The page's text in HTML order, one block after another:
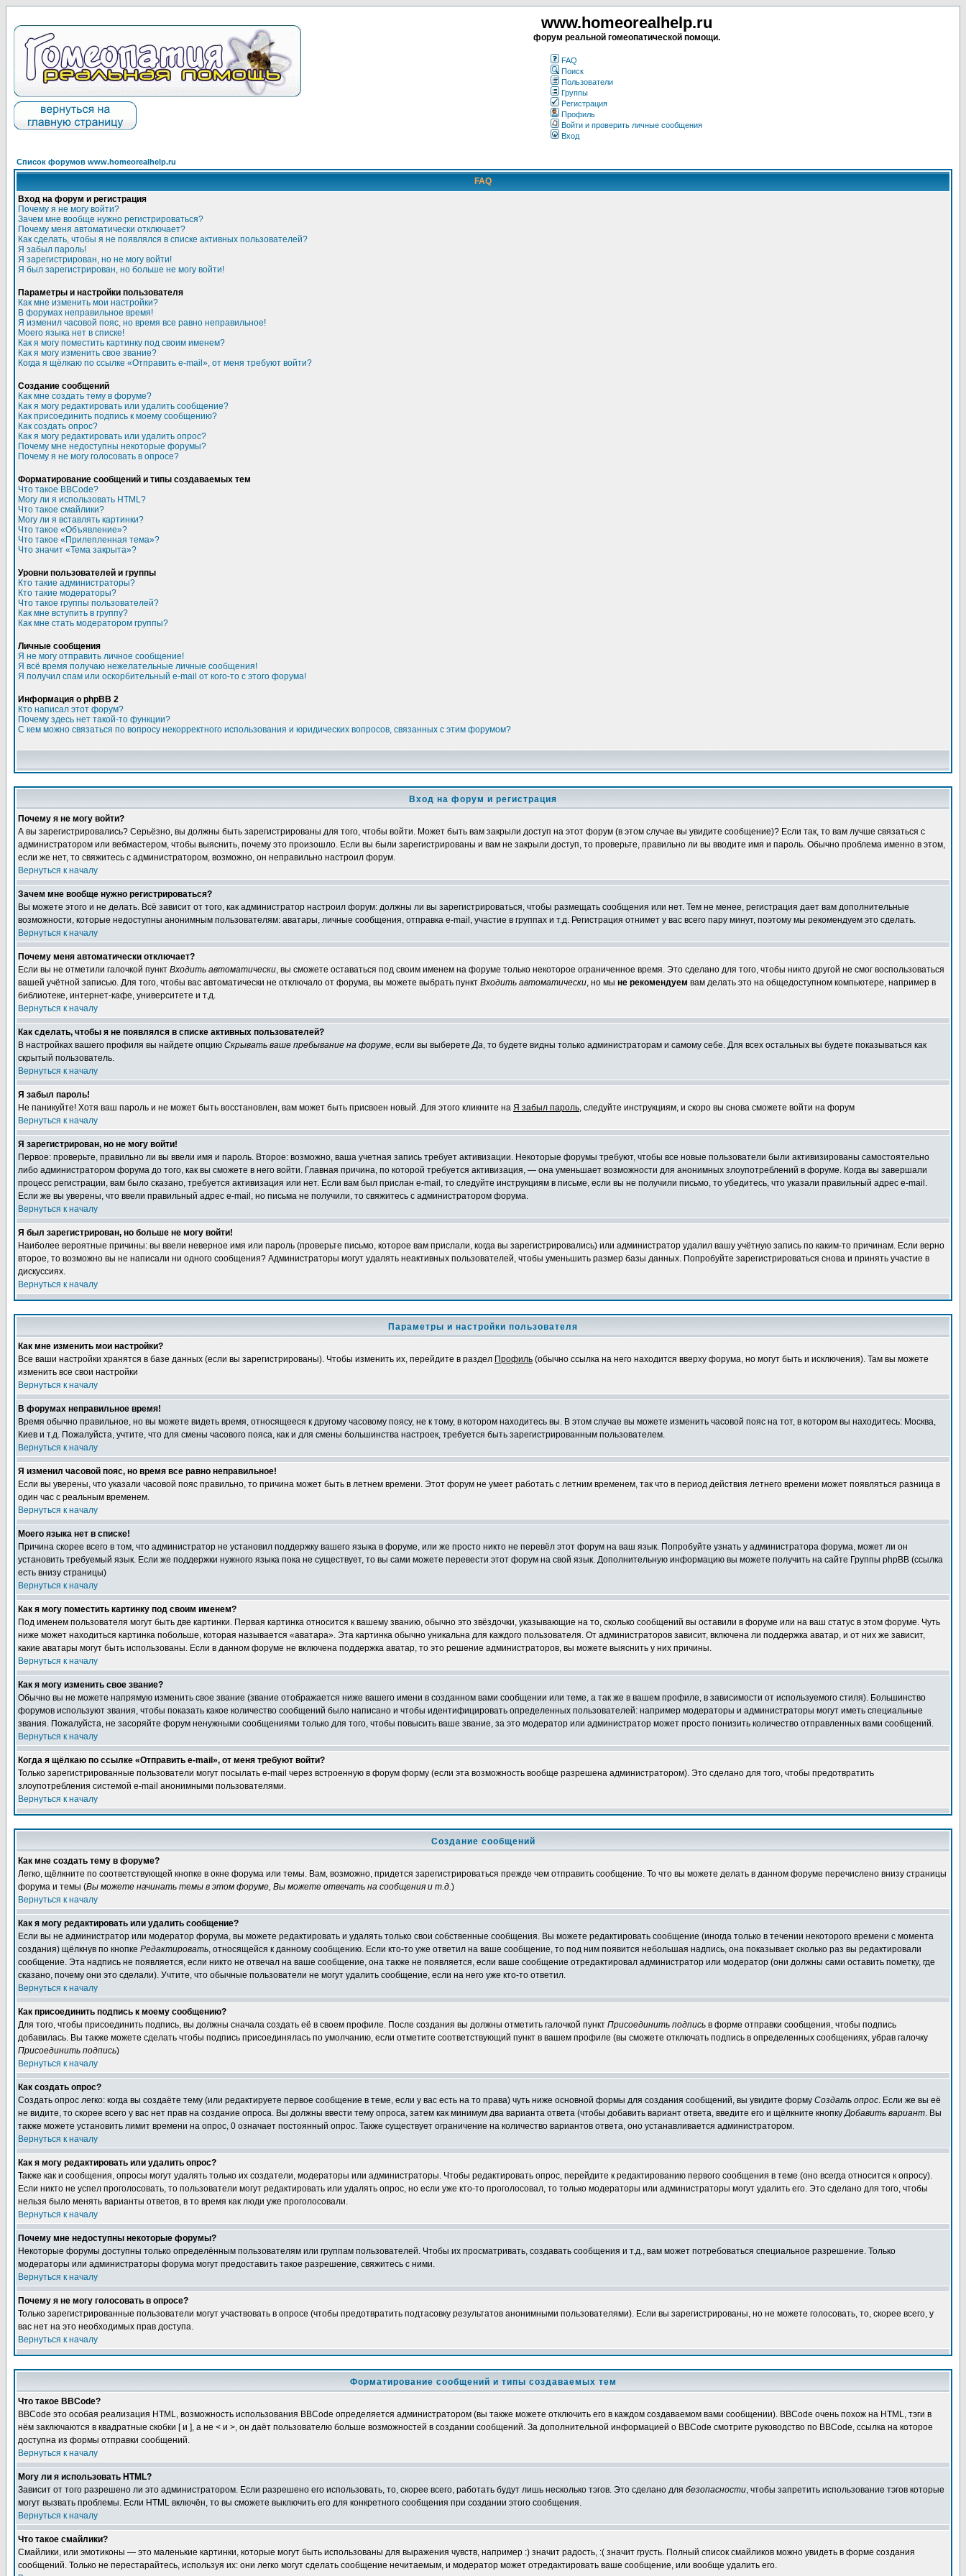
www.homeorealhelp.ru
форум реальной гомеопатической помощи.
FAQ
Поиск
Пользователи
Группы
Регистрация
Профиль
Войти и проверить личные сообщения
Вход
Список форумов www.homeorealhelp.ru
FAQ
Вход на форум и регистрация
Почему я не могу войти?
Зачем мне вообще нужно регистрироваться?
Почему меня автоматически отключает?
Как сделать, чтобы я не появлялся в списке активных пользователей?
Я забыл пароль!
Я зарегистрирован, но не могу войти!
Я был зарегистрирован, но больше не могу войти!
Параметры и настройки пользователя
Как мне изменить мои настройки?
В форумах неправильное время!
Я изменил часовой пояс, но время все равно неправильное!
Моего языка нет в списке!
Как я могу поместить картинку под своим именем?
Как я могу изменить свое звание?
Когда я щёлкаю по ссылке «Отправить e-mail», от меня требуют войти?
Создание сообщений
Как мне создать тему в форуме?
Как я могу редактировать или удалить сообщение?
Как присоединить подпись к моему сообщению?
Как создать опрос?
Как я могу редактировать или удалить опрос?
Почему мне недоступны некоторые форумы?
Почему я не могу голосовать в опросе?
Форматирование сообщений и типы создаваемых тем
Что такое BBCode?
Могу ли я использовать HTML?
Что такое смайлики?
Могу ли я вставлять картинки?
Что такое «Объявление»?
Что такое «Прилепленная тема»?
Что значит «Тема закрыта»?
Уровни пользователей и группы
Кто такие администраторы?
Кто такие модераторы?
Что такое группы пользователей?
Как мне вступить в группу?
Как мне стать модератором группы?
Личные сообщения
Я не могу отправить личное сообщение!
Я всё время получаю нежелательные личные сообщения!
Я получил спам или оскорбительный e-mail от кого-то с этого форума!
Информация о phpBB 2
Кто написал этот форум?
Почему здесь нет такой-то функции?
С кем можно связаться по вопросу некорректного использования и юридических вопросов, связанных с этим форумом?
Вход на форум и регистрация
Почему я не могу войти?
А вы зарегистрировались? Серьёзно, вы должны быть зарегистрированы для того, чтобы войти. Может быть вам закрыли доступ на этот форум (в этом случае вы увидите сообщение)? Если так, то вам лучше связаться с
администратором или вебмастером, чтобы выяснить, почему это произошло. Если вы были зарегистрированы и вам не закрыли доступ, то проверьте, правильно ли вы вводите имя и пароль. Обычно проблема именно в этом,
если же нет, то свяжитесь с администратором, возможно, он неправильно настроил форум.
Вернуться к началу
Зачем мне вообще нужно регистрироваться?
Вы можете этого и не делать. Всё зависит от того, как администратор настроил форум: должны ли вы зарегистрироваться, чтобы размещать сообщения или нет. Тем не менее, регистрация дает вам дополнительные
возможности, которые недоступны анонимным пользователям: аватары, личные сообщения, отправка e-mail, участие в группах и т.д. Регистрация отнимет у вас всего пару минут, поэтому мы рекомендуем это сделать.
Вернуться к началу
Почему меня автоматически отключает?
Если вы не отметили галочкой пункт Входить автоматически, вы сможете оставаться под своим именем на форуме только некоторое ограниченное время. Это сделано для того, чтобы никто другой не смог воспользоваться
вашей учётной записью. Для того, чтобы вас автоматически не отключало от форума, вы можете выбрать пункт Входить автоматически, но мы не рекомендуем вам делать это на общедоступном компьютере, например в
библиотеке, интернет-кафе, университете и т.д.
Вернуться к началу
Как сделать, чтобы я не появлялся в списке активных пользователей?
В настройках вашего профиля вы найдете опцию Скрывать ваше пребывание на форуме, если вы выберетеДа, то будете видны только администраторам и самому себе. Для всех остальных вы будете показываться как
скрытый пользователь.
Вернуться к началу
Я забыл пароль!
Не паникуйте! Хотя ваш пароль и не может быть восстановлен, вам может быть присвоен новый. Для этого кликните на Я забыл пароль, следуйте инструкциям, и скоро вы снова сможете войти на форум
Вернуться к началу
Я зарегистрирован, но не могу войти!
Первое: проверьте, правильно ли вы ввели имя и пароль. Второе: возможно, ваша учетная запись требует активизации. Некоторые форумы требуют, чтобы все новые пользователи были активизированы самостоятельно
либо администратором форума до того, как вы сможете в него войти. Главная причина, по которой требуется активизация, — она уменьшает возможности для анонимных злоупотреблений в форуме. Когда вы завершали
процесс регистрации, вам было сказано, требуется активизация или нет. Если вам был прислан e-mail, то следуйте инструкциям в письме, если вы не получили письмо, то убедитесь, что указали правильный адрес e-mail.
Если же вы уверены, что ввели правильный адрес e-mail, но письма не получили, то свяжитесь с администратором форума.
Вернуться к началу
Я был зарегистрирован, но больше не могу войти!
Наиболее вероятные причины: вы ввели неверное имя или пароль (проверьте письмо, которое вам прислали, когда вы зарегистрировались) или администратор удалил вашу учётную запись по каким-то причинам. Если верно
второе, то возможно вы не написали ни одного сообщения? Администраторы могут удалять неактивных пользователей, чтобы уменьшить размер базы данных. Попробуйте зарегистрироваться снова и принять участие в
дискуссиях.
Вернуться к началу
Параметры и настройки пользователя
Как мне изменить мои настройки?
Все ваши настройки хранятся в базе данных (если вы зарегистрированы). Чтобы изменить их, перейдите в раздел Профиль (обычно ссылка на него находится вверху форума, но могут быть и исключения). Там вы можете
изменить все свои настройки
Вернуться к началу
В форумах неправильное время!
Время обычно правильное, но вы можете видеть время, относящееся к другому часовому поясу, не к тому, в котором находитесь вы. В этом случае вы можете изменить часовой пояс на тот, в котором вы находитесь: Москва,
Киев и т.д. Пожалуйста, учтите, что для смены часового пояса, как и для смены большинства настроек, требуется быть зарегистрированным пользователем.
Вернуться к началу
Я изменил часовой пояс, но время все равно неправильное!
Если вы уверены, что указали часовой пояс правильно, то причина может быть в летнем времени. Этот форум не умеет работать с летним временем, так что в период действия летнего времени может появляться разница в
один час с реальным временем.
Вернуться к началу
Моего языка нет в списке!
Причина скорее всего в том, что администратор не установил поддержку вашего языка в форуме, или же просто никто не перевёл этот форум на ваш язык. Попробуйте узнать у администратора форума, может ли он
установить требуемый язык. Если же поддержки нужного языка пока не существует, то вы сами можете перевести этот форум на свой язык. Дополнительную информацию вы можете получить на сайте Группы phpBB (ссылка
есть внизу страницы)
Вернуться к началу
Как я могу поместить картинку под своим именем?
Под именем пользователя могут быть две картинки. Первая картинка относится к вашему званию, обычно это звёздочки, указывающие на то, сколько сообщений вы оставили в форуме или на ваш статус в этом форуме. Чуть
ниже может находиться картинка побольше, которая называется «аватара». Эта картинка обычно уникальна для каждого пользователя. От администраторов зависит, включена ли поддержка аватар, и от них же зависит,
какие аватары могут быть использованы. Если в данном форуме не включена поддержка аватар, то это решение администраторов, вы можете выяснить у них причины.
Вернуться к началу
Как я могу изменить свое звание?
Обычно вы не можете напрямую изменить свое звание (звание отображается ниже вашего имени в созданном вами сообщении или теме, а так же в вашем профиле, в зависимости от используемого стиля). Большинство
форумов используют звания, чтобы показать какое количество сообщений было написано и чтобы идентифицировать определенных пользователей: например модераторы и администраторы могут иметь специальные
звания. Пожалуйста, не засоряйте форум ненужными сообщениями только для того, чтобы повысить ваше звание, за это модератор или администратор может просто понизить количество отправленных вами сообщений.
Вернуться к началу
Когда я щёлкаю по ссылке «Отправить e-mail», от меня требуют войти?
Только зарегистрированные пользователи могут посылать e-mail через встроенную в форум форму (если эта возможность вообще разрешена администратором). Это сделано для того, чтобы предотвратить
злоупотребления системой e-mail анонимными пользователями.
Вернуться к началу
Создание сообщений
Как мне создать тему в форуме?
Легко, щёлкните по соответствующей кнопке в окне форума или темы. Вам, возможно, придется зарегистрироваться прежде чем отправить сообщение. То что вы можете делать в данном форуме перечислено внизу страницы
форума и темы (Вы можете начинать темы в этом форуме, Вы можете отвечать на сообщения и т.д.)
Вернуться к началу
Как я могу редактировать или удалить сообщение?
Если вы не администратор или модератор форума, вы можете редактировать и удалять только свои собственные сообщения. Вы можете редактировать сообщение (иногда только в течении некоторого времени с момента
создания) щёлкнув по кнопке Редактировать, относящейся к данному сообщению. Если кто-то уже ответил на ваше сообщение, то под ним появится небольшая надпись, она показывает сколько раз вы редактировали
сообщение. Эта надпись не появляется, если никто не отвечал на ваше сообщение, она также не появляется, если ваше сообщение отредактировал администратор или модератор (они должны сами оставить пометку, где
сказано, почему они это сделали). Учтите, что обычные пользователи не могут удалить сообщение, если на него уже кто-то ответил.
Вернуться к началу
Как присоединить подпись к моему сообщению?
Для того, чтобы присоединить подпись, вы должны сначала создать её в своем профиле. После создания вы должны отметить галочкой пункт Присоединить подпись в форме отправки сообщения, чтобы подпись
добавилась. Вы также можете сделать чтобы подпись присоединялась по умолчанию, если отметите соответствующий пункт в вашем профиле (вы сможете отключать подпись в определенных сообщениях, убрав галочку
Присоединить подпись)
Вернуться к началу
Как создать опрос?
Создать опрос легко: когда вы создаёте тему (или редактируете первое сообщение в теме, если у вас есть на то права) чуть ниже основной формы для создания сообщений, вы увидите форму Создать опрос. Если же вы её
не видите, то скорее всего у вас нет прав на создание опроса. Вы должны ввести тему опроса, затем как минимум два варианта ответа (чтобы добавить вариант ответа, введите его и щёлкните кнопкуДобавить вариант. Вы
также можете установить лимит времени на опрос, 0 означает постоянный опрос. Также существует ограничение на количество вариантов ответа, оно устанавливается администратором.
Вернуться к началу
Как я могу редактировать или удалить опрос?
Также как и сообщения, опросы могут удалять только их создатели, модераторы или администраторы. Чтобы редактировать опрос, перейдите к редактированию первого сообщения в теме (оно всегда относится к опросу).
Если никто не успел проголосовать, то пользователи могут редактировать или удалять опрос, но если уже кто-то проголосовал, то только модераторы или администраторы могут удалить его. Это сделано для того, чтобы
нельзя было менять варианты ответов, в то время как люди уже проголосовали.
Вернуться к началу
Почему мне недоступны некоторые форумы?
Некоторые форумы доступны только определённым пользователям или группам пользователей. Чтобы их просматривать, создавать сообщения и т.д., вам может потребоваться специальное разрешение. Только
модераторы или администраторы форума могут предоставить такое разрешение, свяжитесь с ними.
Вернуться к началу
Почему я не могу голосовать в опросе?
Только зарегистрированные пользователи могут участвовать в опросе (чтобы предотвратить подтасовку результатов анонимными пользователями). Если вы зарегистрированы, но не можете голосовать, то, скорее всего, у
вас нет на это необходимых прав доступа.
Вернуться к началу
Форматирование сообщений и типы создаваемых тем
Что такое BBCode?
BBCode это особая реализация HTML, возможность использования BBCode определяется администратором (вы также можете отключить его в каждом создаваемом вами сообщении). BBCode очень похож на HTML, тэги в
нём заключаются в квадратные скобки [ и ], а не < и >, он даёт пользователю больше возможностей в создании сообщений. За дополнительной информацией о BBCode смотрите руководство по BBCode, ссылка на которое
доступна из формы отправки сообщений.
Вернуться к началу
Могу ли я использовать HTML?
Зависит от того разрешено ли это администратором. Если разрешено его использовать, то, скорее всего, работать будут лишь несколько тэгов. Это сделано для безопасности, чтобы запретить использование тэгов которые
могут вызвать проблемы. Если HTML включён, то вы сможете выключить его для конкретного сообщения при создании этого сообщения.
Вернуться к началу
Что такое смайлики?
Смайлики, или эмотиконы — это маленькие картинки, которые могут быть использованы для выражения чувств, например :) значит радость, :( значит грусть. Полный список смайликов можно увидеть в форме создания
сообщений. Только не перестарайтесь, используя их: они легко могут сделать сообщение нечитаемым, и модератор может отредактировать ваше сообщение, или вообще удалить его.